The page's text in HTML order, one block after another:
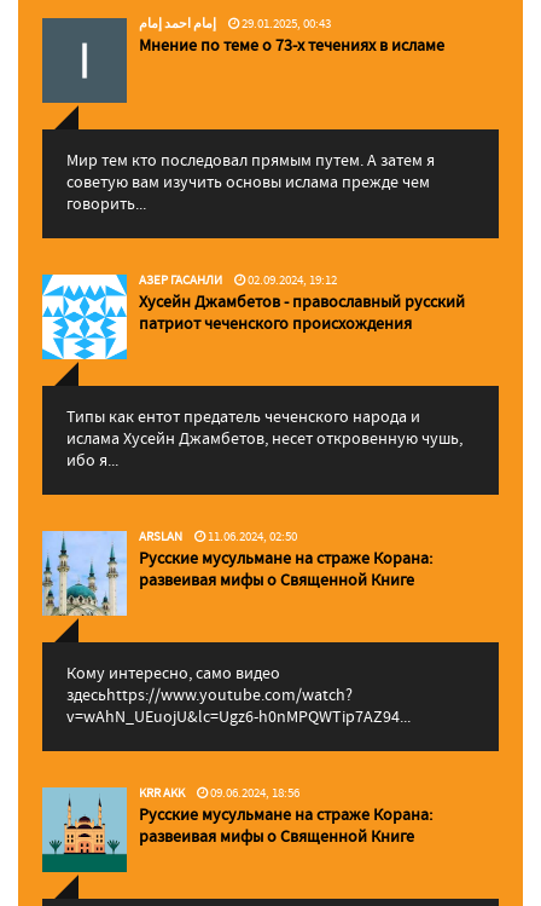
إمام احمد إمام 29.01.2025, 00:43
Мнение по теме о 73-х течениях в исламе
Мир тем кто последовал прямым путем. А затем я
советую вам изучить основы ислама прежде чем
говорить...
АЗЕР ГАСАНЛИ 02.09.2024, 19:12
Хусейн Джамбетов - православный русский
патриот чеченского происхождения
Типы как ентот предатель чеченского народа и
ислама Хусейн Джамбетов, несет откровенную чушь,
ибо я...
ARSLAN 11.06.2024, 02:50
Русские мусульмане на страже Корана:
pазвеивая мифы о Священной Книге
Кому интересно, само видео
здесьhttps://www.youtube.com/watch?
v=wAhN_UEuojU&lc=Ugz6-h0nMPQWTip7AZ94...
KRR AKK 09.06.2024, 18:56
Русские мусульмане на страже Корана:
pазвеивая мифы о Священной Книге